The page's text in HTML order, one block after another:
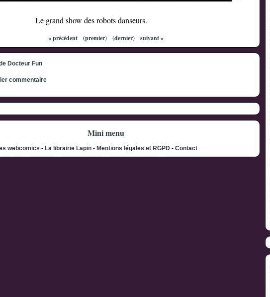
Le grand show des robots danseurs.
« précédent (premier) (dernier) suivant »
commentaire
Mini menu
webcomics - La librairie Lapin - Mentions légales et RGPD - Contact